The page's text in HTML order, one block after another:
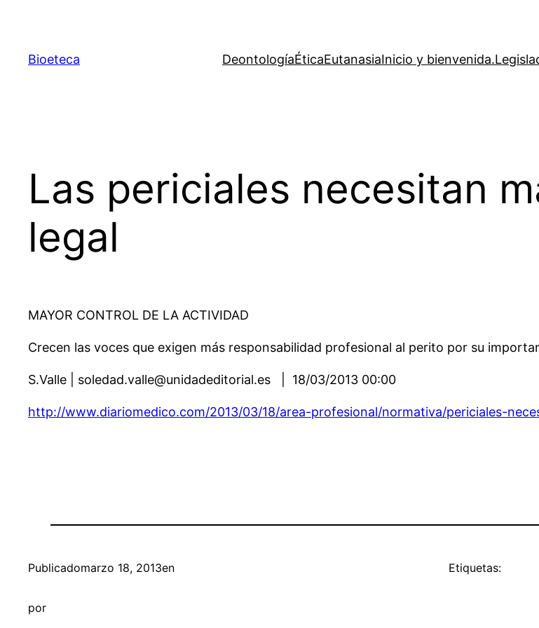
contenido
Bioeteca DeontologíaÉticaEutanasiaInicio y bienvenida.
Las periciales necesitan
legal
MAYOR CONTROL DE LA ACTIVIDAD
Crecen las voces que exigen más responsabilidad profesional al perito por su
S.Valle | soledad.valle@unidadeditorial.es | 18/03/2013 00:00
http://www.diariomedico.com/2013/03/18/area-profesional/normativa/periciales-
Publicadomarzo 18, 2013en
por
Etiquetas: